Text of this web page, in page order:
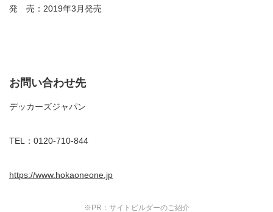
発 売：2019年3月発売
お問い合わせ先
デッカーズジャパン
TEL：0120-710-844
https://www.hokaoneone.jp
※PR：サイトビルダーのご紹介